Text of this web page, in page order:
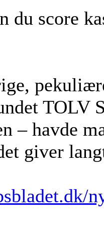
du score
TOLV
– havde
giver